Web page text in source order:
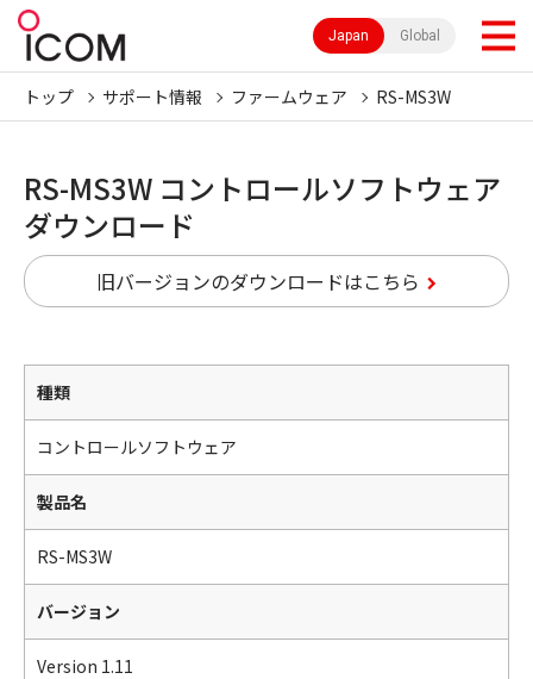
Japan Global
トップ サポート情報 ファームウェア RS-MS3W
RS-MS3W コントロールソフトウェア
ダウンロード
旧バージョンのダウンロードはこちら
種類
コントロールソフトウェア
製品名
RS-MS3W
バージョン
Version 1.11